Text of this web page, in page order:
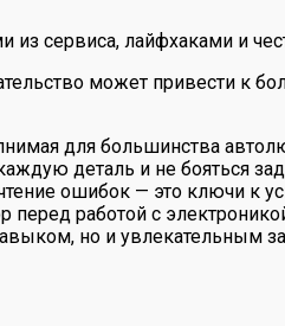
сервиса, лайфхаками и
может привести к
для большинства
деталь и не бояться
ошибок — это ключи
работой с
но и